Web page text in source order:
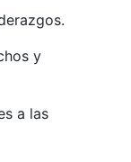
y
a las